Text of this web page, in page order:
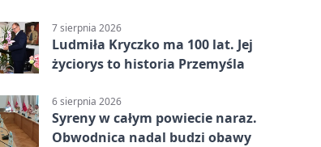
7 sierpnia 2026
Ludmiła Kryczko ma 100 lat. Jej
życiorys to historia Przemyśla
6 sierpnia 2026
Syreny w całym powiecie naraz.
Obwodnica nadal budzi obawy